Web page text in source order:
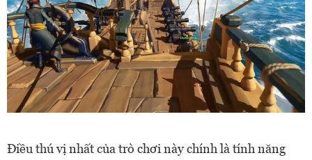
Điều thú vị nhất của trò chơi này chính là tính năng